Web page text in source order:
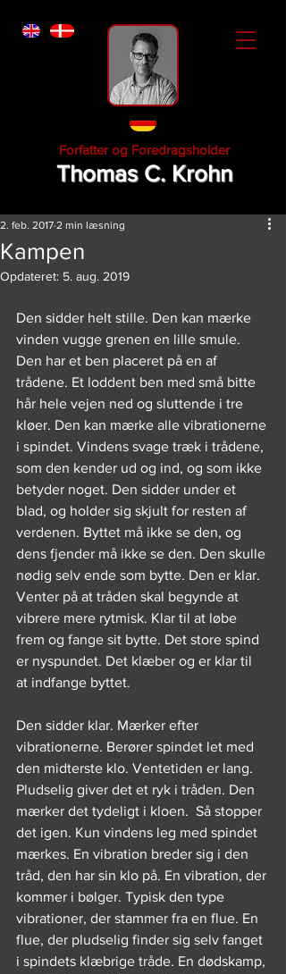
Forfatter og Foredragsholder
Thomas C. Krohn
Kampen
2. feb. 2017 2 min læsning
Opdateret: 5. aug. 2019
Den sidder helt stille. Den kan mærke
vinden vugge grenen en lille smule.
Den har et ben placeret på en af
trådene. Et loddent ben med små bitte
hår hele vejen ned og sluttende i tre
kløer. Den kan mærke alle vibrationerne
i spindet. Vindens svage træk i trådene,
som den kender ud og ind, og som ikke
betyder noget. Den sidder under et
blad, og holder sig skjult for resten af
verdenen. Byttet må ikke se den, og
dens fjender må ikke se den. Den skulle
nødig selv ende som bytte. Den er klar.
Venter på at tråden skal begynde at
vibrere mere rytmisk. Klar til at løbe
frem og fange sit bytte. Det store spind
er nyspundet. Det klæber og er klar til
at indfange byttet.
Den sidder klar. Mærker efter
vibrationerne. Berører spindet let med
den midterste klo. Ventetiden er lang.
Pludselig giver det et ryk i tråden. Den
mærker det tydeligt i kloen.  Så stopper
det igen. Kun vindens leg med spindet
mærkes. En vibration breder sig i den
tråd, den har sin klo på. En vibration, der
kommer i bølger. Typisk den type
vibrationer, der stammer fra en flue. En
flue, der pludselig finder sig selv fanget
i spindets klæbrige tråde. En dødskamp,